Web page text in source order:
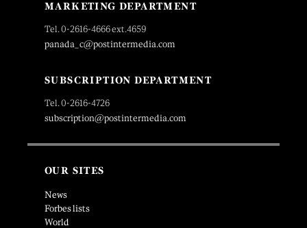
MARKETING DEPARTMENT
Tel. 0-2616-4666 ext.4659
panada_c@postintermedia.com
SUBSCRIPTION DEPARTMENT
Tel. 0-2616-4726
subscription@postintermedia.com
OUR SITES
News
Forbes lists
World